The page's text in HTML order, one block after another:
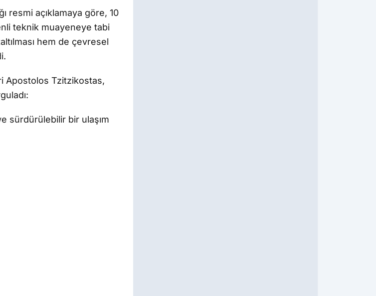
resmi açıklamaya göre, 10
teknik muayeneye tabi
hem de çevresel
Apostolos Tzitzikostas,
sürdürülebilir bir ulaşım